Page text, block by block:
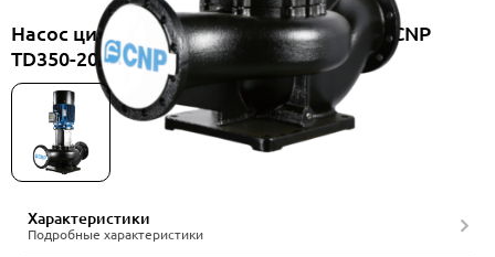
Насос циркуляционный вертикальный CNP
TD350-20(I)/4SWHCJ
Характеристики
Подробные характеристики